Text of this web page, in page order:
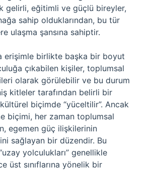
gelirli, eğitimli ve güçlü bireyler,
sahip olduklarından, bu tür
ulaşma şansına sahiptir.
erişimle birlikte başka bir boyut
çıkabilen kişiler, toplumsal
olarak görülebilir ve bu durum
kitleler tarafından belirli bir
biçimde “yüceltilir”. Ancak
biçimi, her zaman toplumsal
egemen güç ilişkilerinin
sağlayan bir düzendir. Bu
yolculukları” genellikle
üst sınıflarına yönelik bir